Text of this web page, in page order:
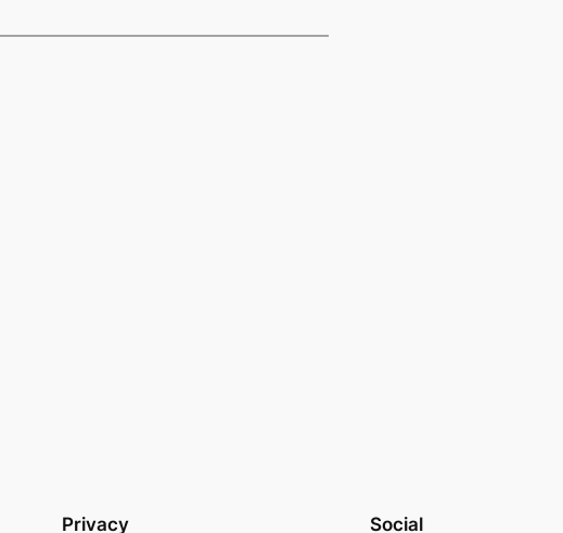
Privacy Social